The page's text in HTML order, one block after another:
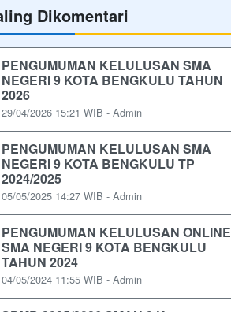
Dikomentari
PENGUMUMAN KELULUSAN SMA
NEGERI 9 KOTA BENGKULU TAHUN
2026
29/04/2026 15:21 WIB - Admin
PENGUMUMAN KELULUSAN SMA
NEGERI 9 KOTA BENGKULU TP
2024/2025
05/05/2025 14:27 WIB - Admin
PENGUMUMAN KELULUSAN ONLINE
SMA NEGERI 9 KOTA BENGKULU
TAHUN 2024
04/05/2024 11:55 WIB - Admin